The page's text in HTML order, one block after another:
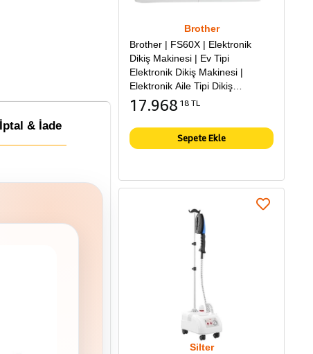
İptal & İade
Brother
Brother | FS60X | Elektronik
Dikiş Makinesi | Ev Tipi
Elektronik Dikiş Makinesi |
Elektronik Aile Tipi Dikiş
Makinesi
17.968 18 TL
Sepete Ekle
Silter